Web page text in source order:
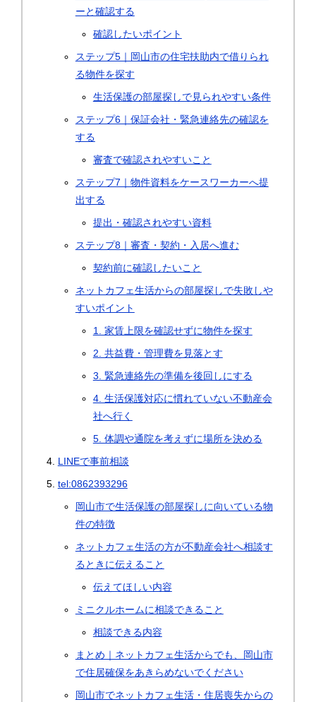
ーと確認する
確認したいポイント
ステップ5｜岡山市の住宅扶助内で借りられ
る物件を探す
生活保護の部屋探しで見られやすい条件
ステップ6｜保証会社・緊急連絡先の確認を
する
審査で確認されやすいこと
ステップ7｜物件資料をケースワーカーへ提
出する
提出・確認されやすい資料
ステップ8｜審査・契約・入居へ進む
契約前に確認したいこと
ネットカフェ生活からの部屋探しで失敗しや
すいポイント
1. 家賃上限を確認せずに物件を探す
2. 共益費・管理費を見落とす
3. 緊急連絡先の準備を後回しにする
4. 生活保護対応に慣れていない不動産会
社へ行く
5. 体調や通院を考えずに場所を決める
LINEで事前相談
tel:0862393296
岡山市で生活保護の部屋探しに向いている物
件の特徴
ネットカフェ生活の方が不動産会社へ相談す
るときに伝えること
伝えてほしい内容
ミニクルホームに相談できること
相談できる内容
まとめ｜ネットカフェ生活からでも、岡山市
で住居確保をあきらめないでください
岡山市でネットカフェ生活・住居喪失からの